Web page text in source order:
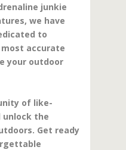
junkie
we have
to
accurate
your outdoor
of like-
unlock the
Get ready